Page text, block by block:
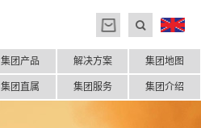
集团产品 解决方案 集团地图
集团直属 集团服务 集团介绍